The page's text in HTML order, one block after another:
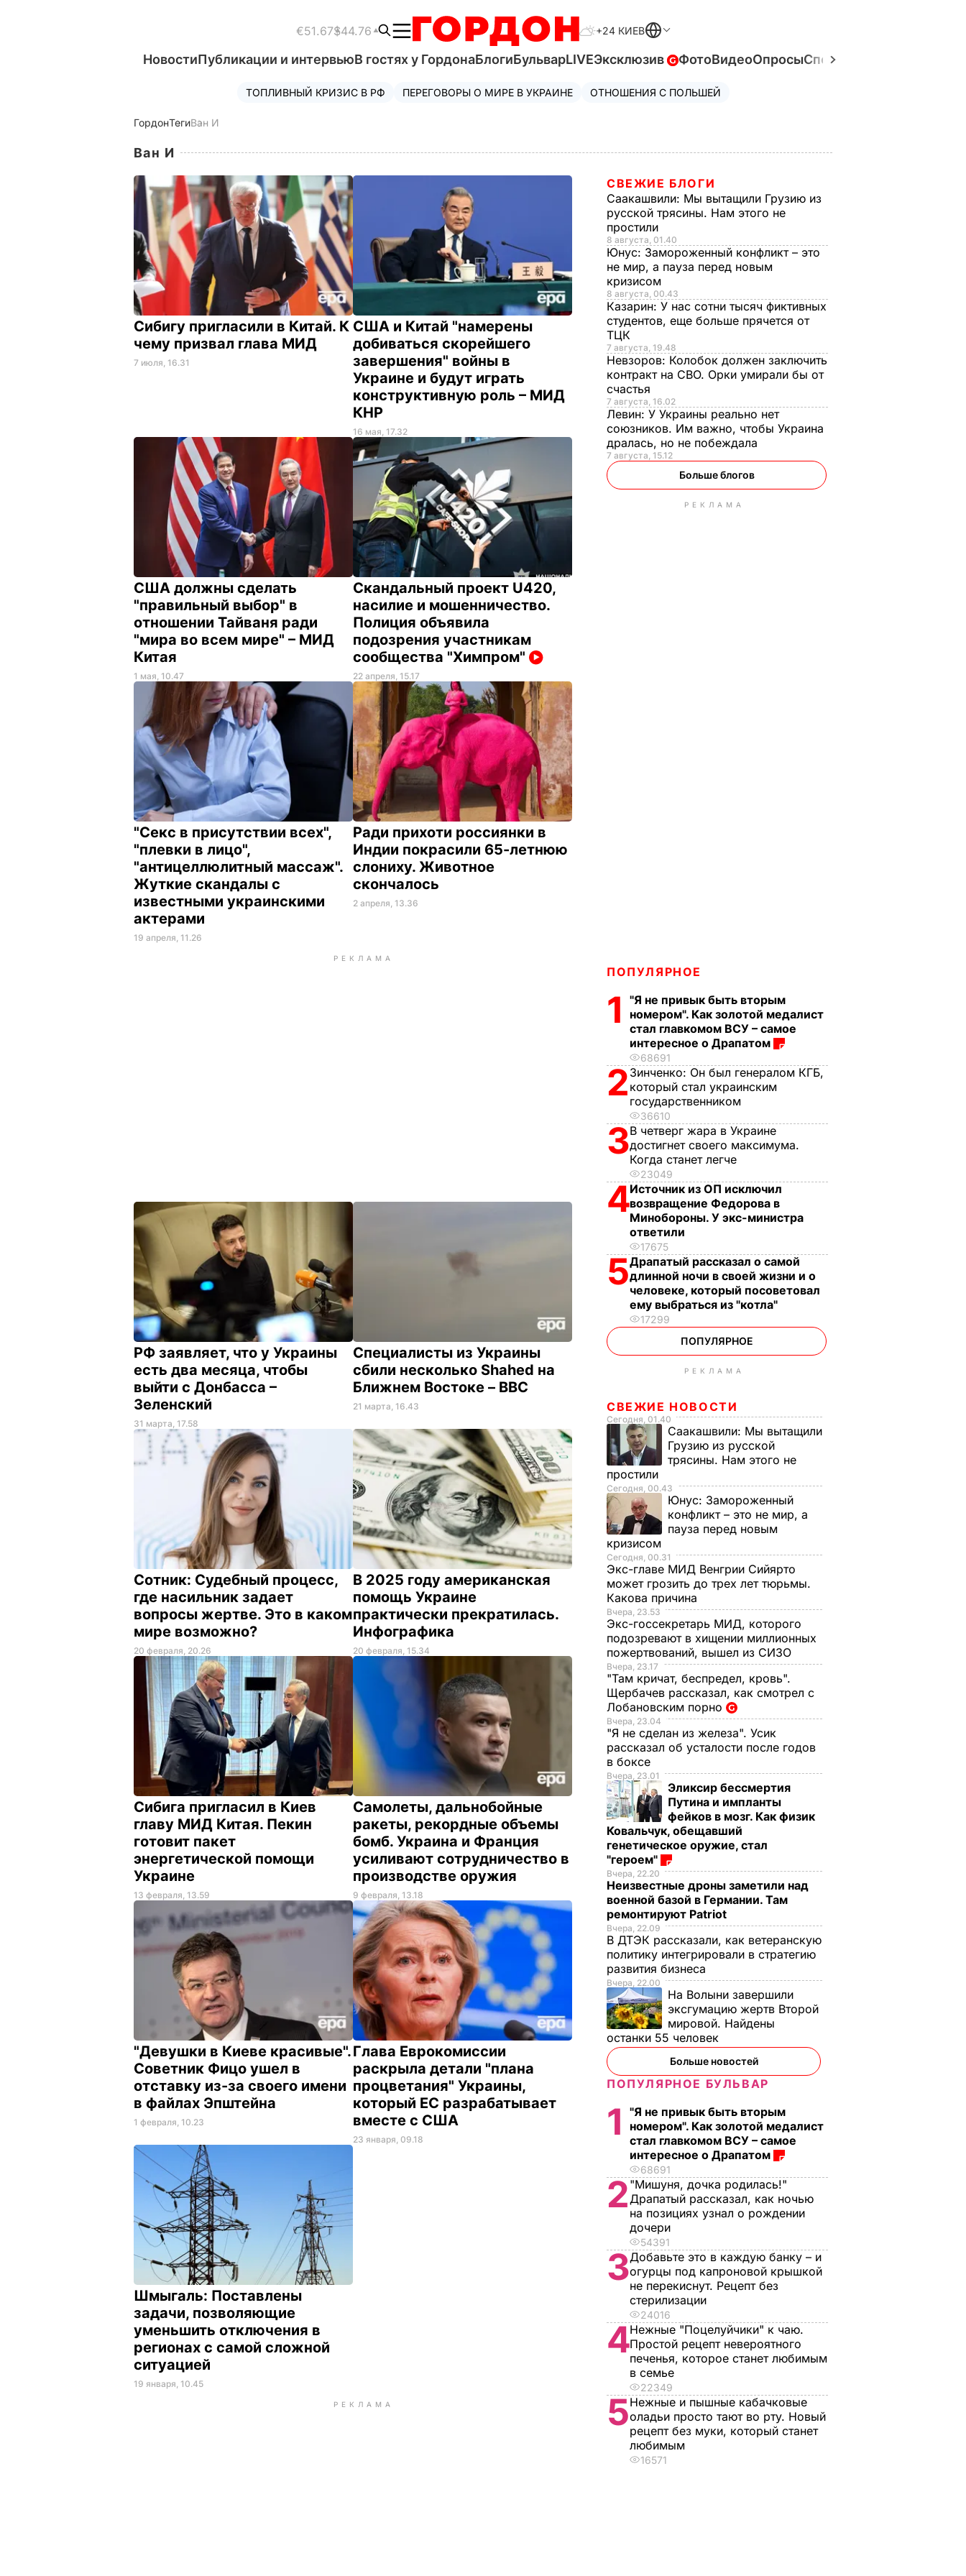
€51.67$44.76 +24 КИЕВ
НовостиПубликации и интервьюВ гостях у ГордонаБлогиБульварLIVEЭксклюзив ФотоВидеоОпросыСпецпроекты
ТОПЛИВНЫЙ КРИЗИС В РФ ПЕРЕГОВОРЫ О МИРЕ В УКРАИНЕ ОТНОШЕНИЯ С ПОЛЬШЕЙ
ГордонТегиВан И
Ван И
Сибигу пригласили в Китай. К
чему призвал глава МИД
7 июля, 16.31
США и Китай "намерены
добиваться скорейшего
завершения" войны в
Украине и будут играть
конструктивную роль – МИД
КНР
16 мая, 17.32
США должны сделать
"правильный выбор" в
отношении Тайваня ради
"мира во всем мире" – МИД
Китая
1 мая, 10.47
Скандальный проект U420,
насилие и мошенничество.
Полиция объявила
подозрения участникам
сообщества "Химпром"
22 апреля, 15.17
"Секс в присутствии всех",
"плевки в лицо",
"антицеллюлитный массаж".
Жуткие скандалы с
известными украинскими
актерами
19 апреля, 11.26
Ради прихоти россиянки в
Индии покрасили 65-летнюю
слониху. Животное
скончалось
2 апреля, 13.36
РЕКЛАМА
РФ заявляет, что у Украины
есть два месяца, чтобы
выйти с Донбасса –
Зеленский
31 марта, 17.58
Специалисты из Украины
сбили несколько Shahed на
Ближнем Востоке – BBC
21 марта, 16.43
Сотник: Судебный процесс,
где насильник задает
вопросы жертве. Это в каком
мире возможно?
20 февраля, 20.26
В 2025 году американская
помощь Украине
практически прекратилась.
Инфографика
20 февраля, 15.34
Сибига пригласил в Киев
главу МИД Китая. Пекин
готовит пакет
энергетической помощи
Украине
13 февраля, 13.59
Самолеты, дальнобойные
ракеты, рекордные объемы
бомб. Украина и Франция
усиливают сотрудничество в
производстве оружия
9 февраля, 13.18
"Девушки в Киеве красивые".
Советник Фицо ушел в
отставку из-за своего имени
в файлах Эпштейна
1 февраля, 10.23
Глава Еврокомиссии
раскрыла детали "плана
процветания" Украины,
который ЕС разрабатывает
вместе с США
23 января, 09.18
Шмыгаль: Поставлены
задачи, позволяющие
уменьшить отключения в
регионах с самой сложной
ситуацией
19 января, 10.45
РЕКЛАМА
СВЕЖИЕ БЛОГИ
Саакашвили: Мы вытащили Грузию из
русской трясины. Нам этого не
простили
8 августа, 01.40
Юнус: Замороженный конфликт – это
не мир, а пауза перед новым
кризисом
8 августа, 00.43
Казарин: У нас сотни тысяч фиктивных
студентов, еще больше прячется от
ТЦК
7 августа, 19.48
Невзоров: Колобок должен заключить
контракт на СВО. Орки умирали бы от
счастья
7 августа, 16.02
Левин: У Украины реально нет
союзников. Им важно, чтобы Украина
дралась, но не побеждала
7 августа, 15.12
Больше блогов
РЕКЛАМА
ПОПУЛЯРНОЕ
1
"Я не привык быть вторым
номером". Как золотой медалист
стал главкомом ВСУ – самое
интересное о Драпатом
68691
2 Зинченко: Он был генералом КГБ,
который стал украинским
государственником
36610
3В четверг жара в Украине
достигнет своего максимума.
Когда станет легче
23049
4Источник из ОП исключил
возвращение Федорова в
Минобороны. У экс-министра
ответили
17675
5Драпатый рассказал о самой
длинной ночи в своей жизни и о
человеке, который посоветовал
ему выбраться из "котла"
17299
ПОПУЛЯРНОЕ
РЕКЛАМА
СВЕЖИЕ НОВОСТИ
Сегодня, 01.40
Саакашвили: Мы вытащили
Грузию из русской
трясины. Нам этого не
простили
Сегодня, 00.43
Юнус: Замороженный
конфликт – это не мир, а
пауза перед новым
кризисом
Сегодня, 00.31
Экс-главе МИД Венгрии Сийярто
может грозить до трех лет тюрьмы.
Какова причина
Вчера, 23.53
Экс-госсекретарь МИД, которого
подозревают в хищении миллионных
пожертвований, вышел из СИЗО
Вчера, 23.17
"Там кричат, беспредел, кровь".
Щербачев рассказал, как смотрел с
Лобановским порно
Вчера, 23.04
"Я не сделан из железа". Усик
рассказал об усталости после годов
в боксе
Вчера, 23.01
Эликсир бессмертия
Путина и импланты
фейков в мозг. Как физик
Ковальчук, обещавший
генетическое оружие, стал
"героем"
Вчера, 22.20
Неизвестные дроны заметили над
военной базой в Германии. Там
ремонтируют Patriot
Вчера, 22.09
В ДТЭК рассказали, как ветеранскую
политику интегрировали в стратегию
развития бизнеса
Вчера, 22.00
На Волыни завершили
эксгумацию жертв Второй
мировой. Найдены
останки 55 человек
Больше новостей
ПОПУЛЯРНОЕ БУЛЬВАР
1
"Я не привык быть вторым
номером". Как золотой медалист
стал главкомом ВСУ – самое
интересное о Драпатом
68691
2 "Мишуня, дочка родилась!"
Драпатый рассказал, как ночью
на позициях узнал о рождении
дочери
54391
3Добавьте это в каждую банку – и
огурцы под капроновой крышкой
не перекиснут. Рецепт без
стерилизации
24016
4Нежные "Поцелуйчики" к чаю.
Простой рецепт невероятного
печенья, которое станет любимым
в семье
22349
5Нежные и пышные кабачковые
оладьи просто тают во рту. Новый
рецепт без муки, который станет
любимым
16571